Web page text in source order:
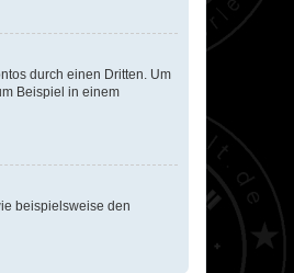
durch einen Dritten. Um
Beispiel in einem
beispielsweise den